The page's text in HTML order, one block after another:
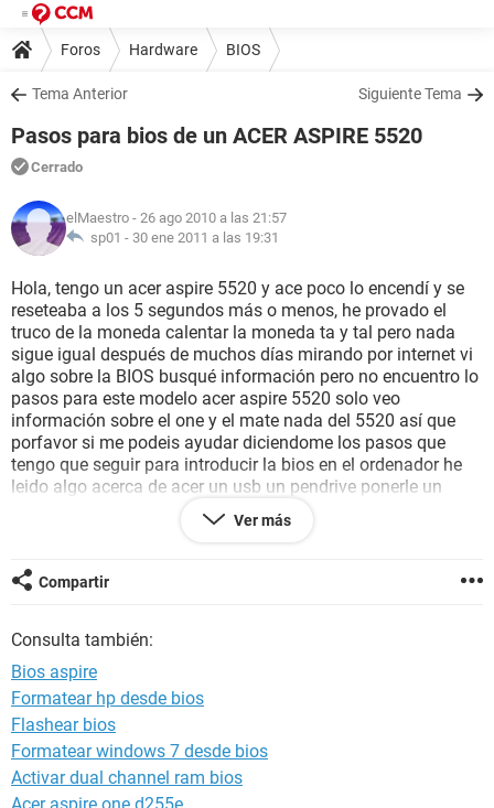
Foros Hardware BIOS
Tema Anterior Siguiente Tema
Pasos para bios de un ACER ASPIRE 5520
Cerrado
elMaestro - 26 ago 2010 a las 21:57
sp01 - 30 ene 2011 a las 19:31
Hola, tengo un acer aspire 5520 y ace poco lo encendí y se
reseteaba a los 5 segundos más o menos, he provado el
truco de la moneda calentar la moneda ta y tal pero nada
sigue igual después de muchos días mirando por internet vi
algo sobre la BIOS busqué información pero no encuentro lo
pasos para este modelo acer aspire 5520 solo veo
información sobre el one y el mate nada del 5520 así que
porfavor si me podeis ayudar diciendome los pasos que
tengo que seguir para introducir la bios en el ordenador he
leido algo acerca de acer un usb un pendrive ponerle un
archivo de arranque y cosas así si me podeis ayudar
Ver más
Compartir
Consulta también:
Bios aspire
Formatear hp desde bios
Flashear bios
Formatear windows 7 desde bios
Activar dual channel ram bios